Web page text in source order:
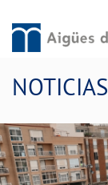
NOTICIAS